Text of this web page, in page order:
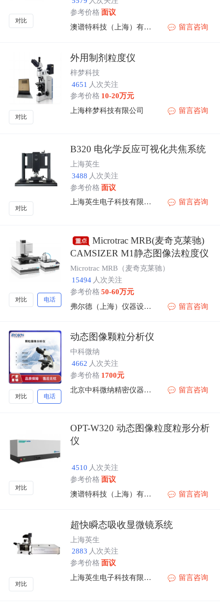
对比
参考价格 面议
澳谱特科技（上海）有限公司
留言咨询
对比
外用制剂粒度仪
梓梦科技
4651 人次关注
参考价格 10-20万元
上海梓梦科技有限公司
留言咨询
对比
B320 电化学反应可视化共焦系统
上海英生
3488 人次关注
参考价格 面议
上海英生电子科技有限公司
留言咨询
对比 电话
Microtrac MRB(麦奇克莱驰)
CAMSIZER M1静态图像法粒度仪
Microtrac MRB（麦奇克莱驰）
15494 人次关注
参考价格 50-60万元
弗尔德（上海）仪器设备有限公司
留言咨询
对比 电话
动态图像颗粒分析仪
中科微纳
4662 人次关注
参考价格 1700元
北京中科微纳精密仪器有限公司
留言咨询
对比
OPT-W320 动态图像粒度粒形分析
仪
4510 人次关注
参考价格 面议
澳谱特科技（上海）有限公司
留言咨询
对比
超快瞬态吸收显微镜系统
上海英生
2883 人次关注
参考价格 面议
上海英生电子科技有限公司
留言咨询